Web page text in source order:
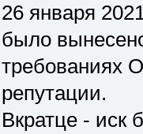
26 января
было
требованиях
репутации.
Вкратце - иск